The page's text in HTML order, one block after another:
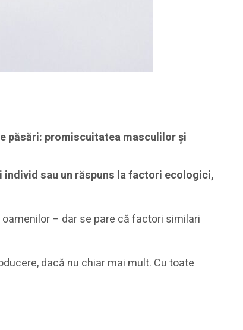
păsări: promiscuitatea masculilor și
sau un răspuns la factori ecologici,
– dar se pare că factori similari
dacă nu chiar mai mult. Cu toate